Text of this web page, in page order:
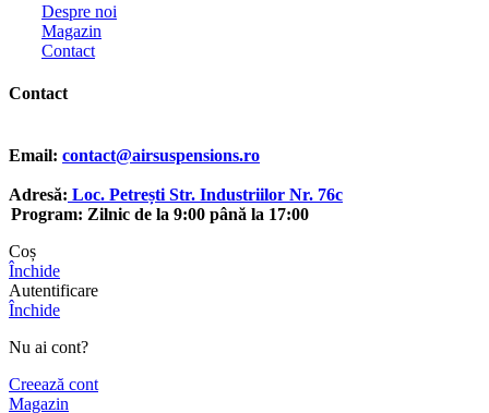
Despre noi
Magazin
Contact
Contact
Email: contact@airsuspensions.ro
Adresă: Loc. Petrești Str. Industriilor Nr. 76c
Program: Zilnic de la 9:00 până la 17:00
Coș
Închide
Autentificare
Închide
Nu ai cont?
Creează cont
Magazin